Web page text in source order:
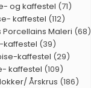
og kaffestel (71)
kaffestel (112)
Maleri (68)
kaffestel (39)
kaffestel (29)
kaffestel (109)
Årskrus (186)